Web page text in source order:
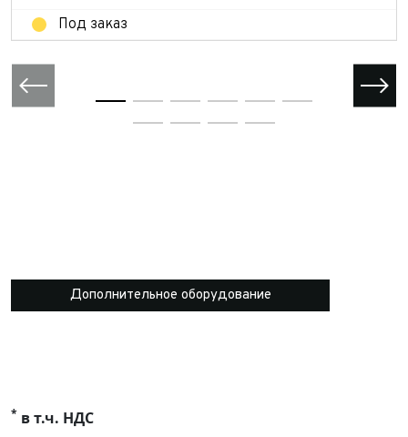
Под заказ
Дополнительное оборудование
* в т.ч. НДС